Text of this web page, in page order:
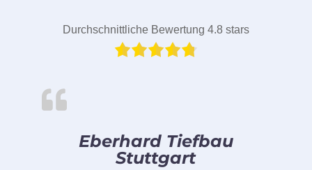
Durchschnittliche Bewertung 4.8 stars
Eberhard Tiefbau
Stuttgart